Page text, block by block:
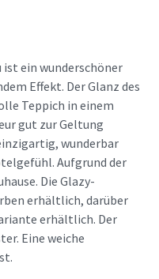
ein wunderschöner
Effekt. Der Glanz des
Teppich in einem
gut zur Geltung
wunderbar
Aufgrund der
Die Glazy-
erhältlich, darüber
erhältlich. Der
Eine weiche